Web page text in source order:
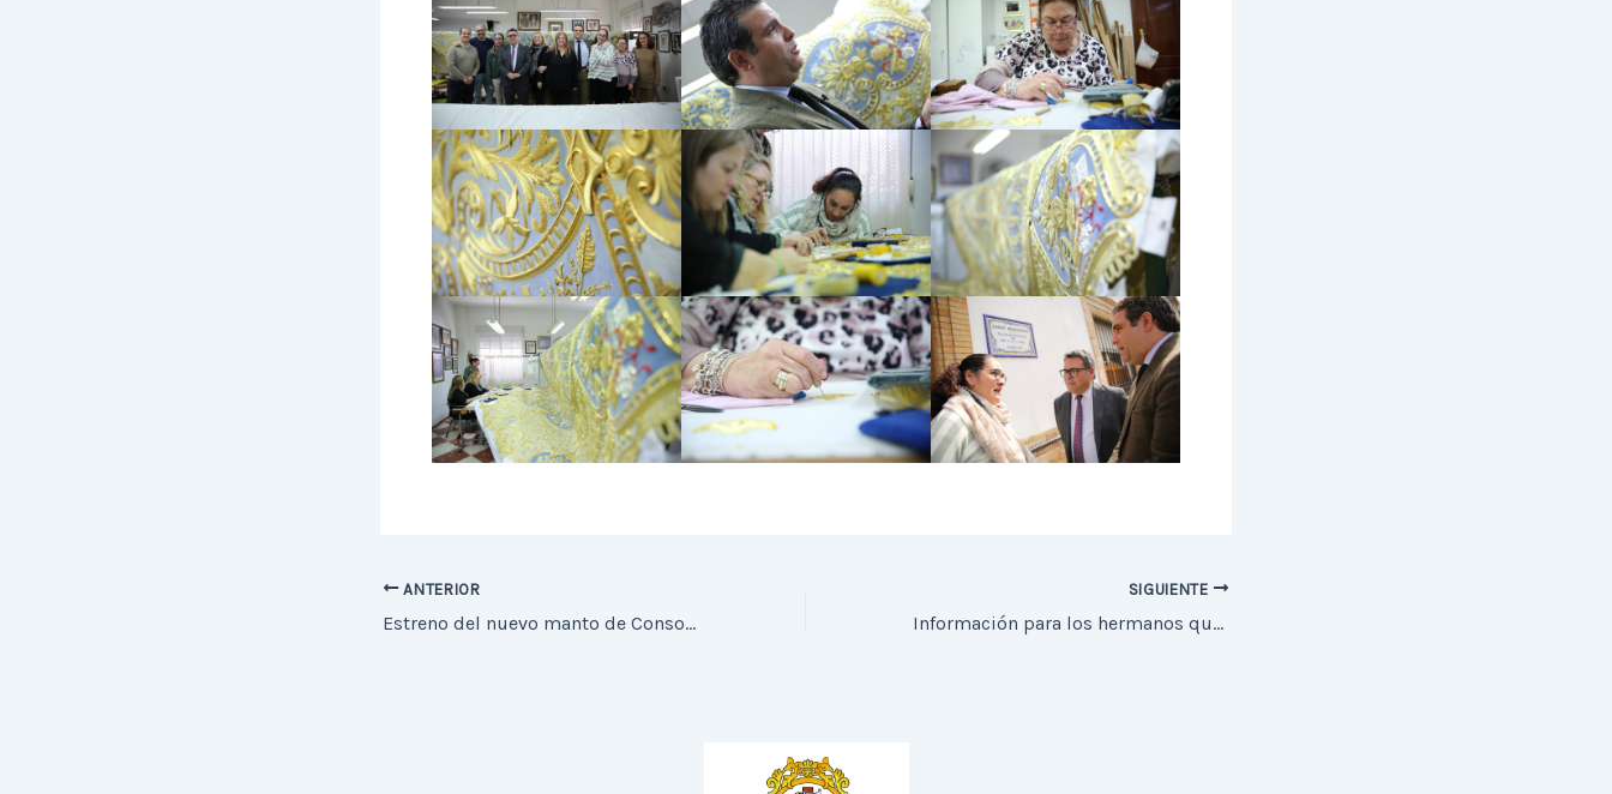
ANTERIOR
Estreno del nuevo manto de Consolación en la exposición «La Promesa Cumplida»
SIGUIENTE
Información para los hermanos que aún no han solicitado la papeleta de sitio por el Portal del Hermano